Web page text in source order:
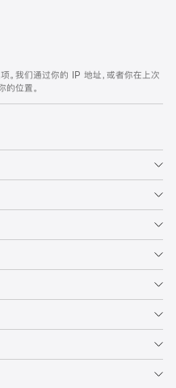
。我们通过你的 IP 地址，或者你在上次
位置。